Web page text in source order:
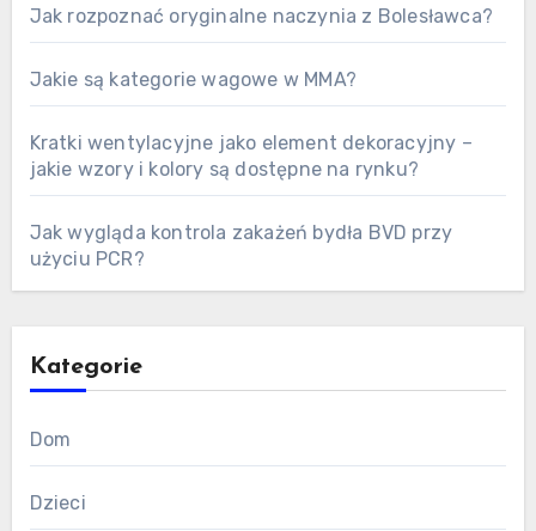
Jak rozpoznać oryginalne naczynia z Bolesławca?
Jakie są kategorie wagowe w MMA?
Kratki wentylacyjne jako element dekoracyjny –
jakie wzory i kolory są dostępne na rynku?
Jak wygląda kontrola zakażeń bydła BVD przy
użyciu PCR?
Kategorie
Dom
Dzieci